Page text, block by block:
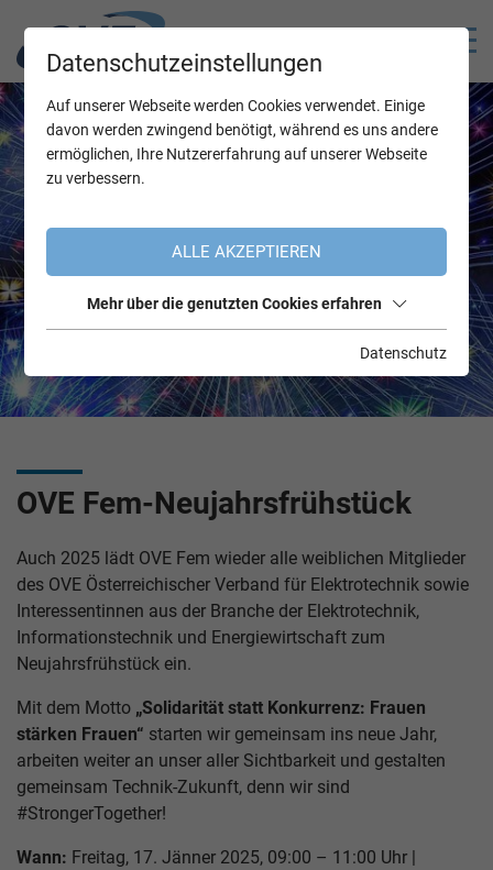
OVE Fem-Neujahrsfrühstück
Auch 2025 lädt OVE Fem wieder alle weiblichen Mitglieder
des OVE Österreichischer Verband für Elektrotechnik sowie
Interessentinnen aus der Branche der Elektrotechnik,
Informationstechnik und Energiewirtschaft zum
Neujahrsfrühstück ein.
Mit dem Motto „Solidarität statt Konkurrenz: Frauen
stärken Frauen“ starten wir gemeinsam ins neue Jahr,
arbeiten weiter an unser aller Sichtbarkeit und gestalten
gemeinsam Technik-Zukunft, denn wir sind
#StrongerTogether!
Wann: Freitag, 17. Jänner 2025, 09:00 – 11:00 Uhr |
Datenschutzeinstellungen
Auf unserer Webseite werden Cookies verwendet. Einige
davon werden zwingend benötigt, während es uns andere
ermöglichen, Ihre Nutzererfahrung auf unserer Webseite
zu verbessern.
ALLE AKZEPTIEREN
Mehr über die genutzten Cookies erfahren
Datenschutz